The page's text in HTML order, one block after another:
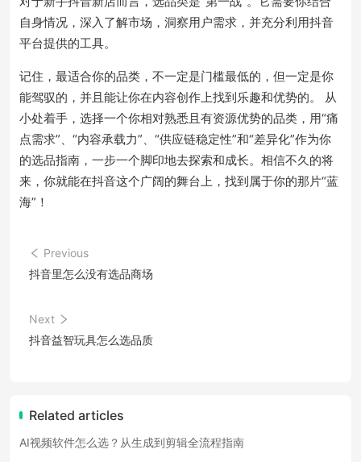
自身情况，深入了解市场，洞察用户需求，并充分利用抖音
平台提供的工具。
记住，最适合你的品类，不一定是门槛最低的，但一定是你
能驾驭的，并且能让你在内容创作上找到乐趣和优势的。 从
小处着手，选择一个你相对熟悉且有资源优势的品类，用“痛
点需求”、“内容承载力”、“供应链稳定性”和“差异化”作为你
的选品指南，一步一个脚印地去探索和成长。相信不久的将
来，你就能在抖音这个广阔的舞台上，找到属于你的那片“蓝
海”！
Previous
抖音里怎么没有选品商场
Next
抖音益智玩具怎么选品质
Related articles
AI视频软件怎么选？从生成到剪辑全流程指南